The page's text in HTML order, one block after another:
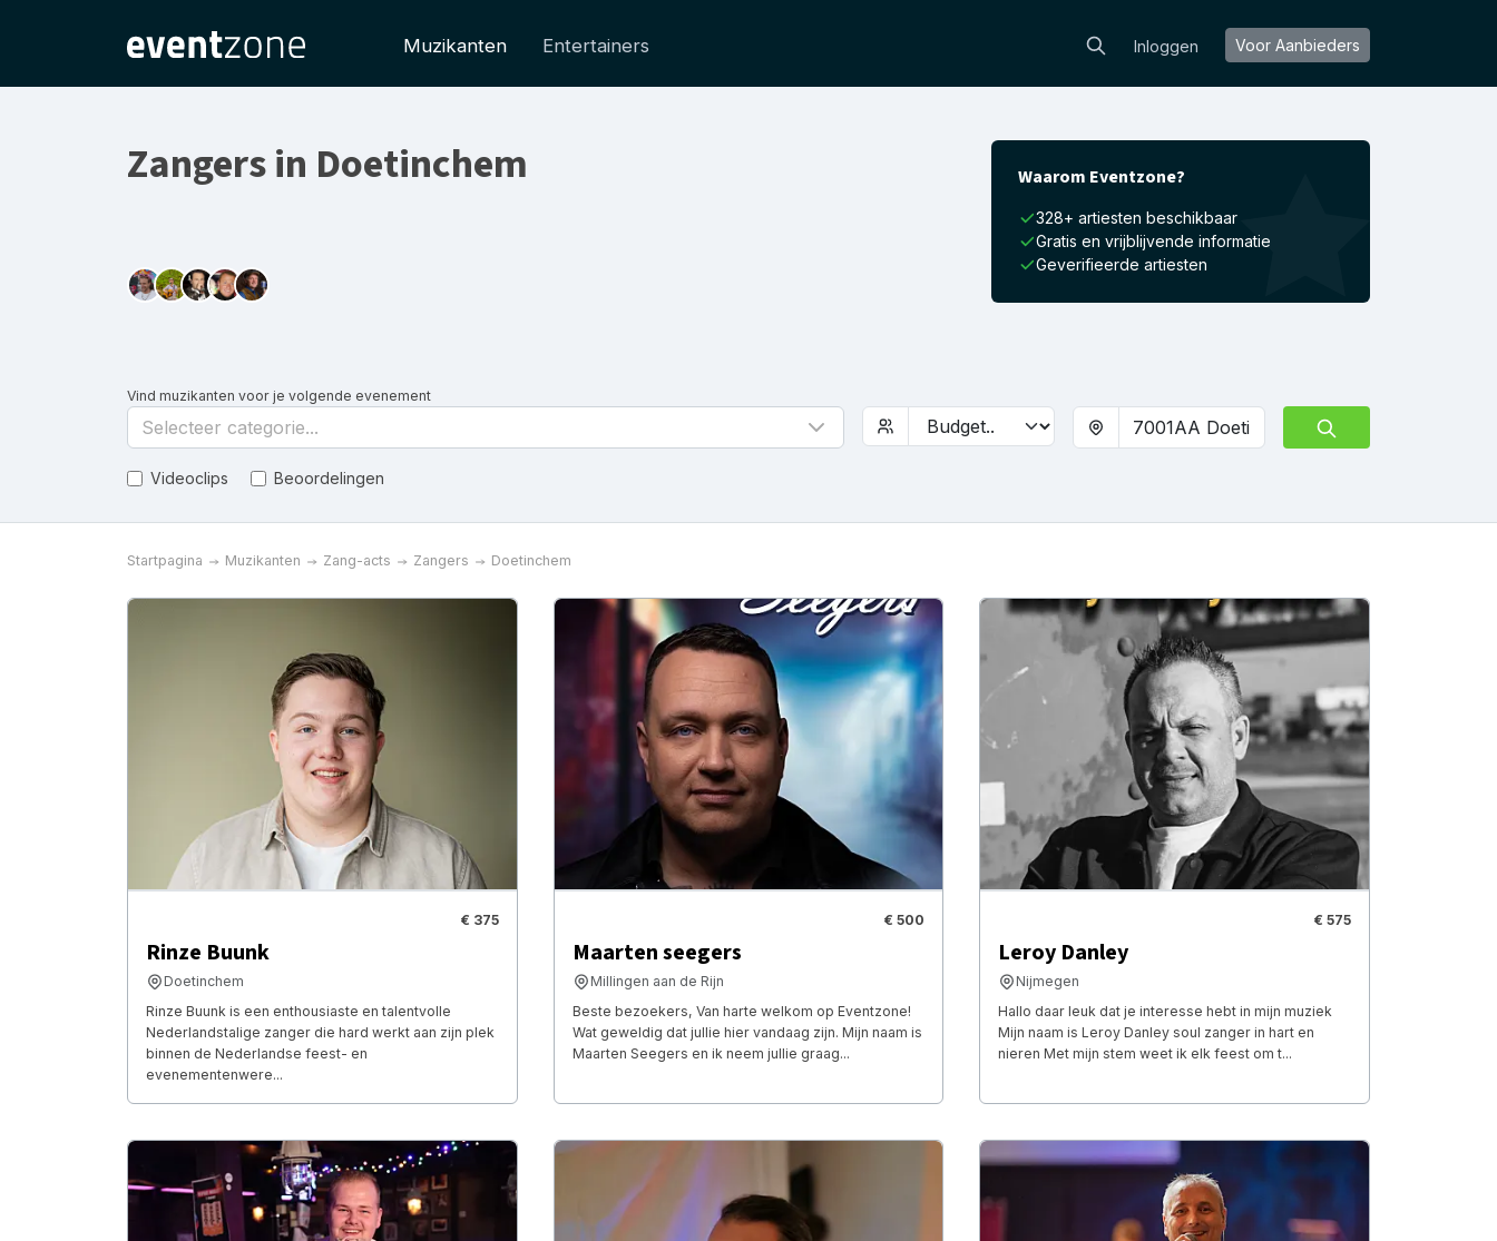
Muzikanten Entertainers Inloggen Voor Aanbieders
Zangers in Doetinchem Waarom Eventzone?
328+ artiesten beschikbaar
Gratis en vrijblijvende informatie
Geverifieerde artiesten
Vind muzikanten voor je volgende evenement
Selecteer categorie...
Videoclips Beoordelingen
Startpagina Muzikanten Zang-acts Zangers Doetinchem
€ 375
Rinze Buunk
Doetinchem
Rinze Buunk is een enthousiaste en talentvolle
Nederlandstalige zanger die hard werkt aan zijn plek
binnen de Nederlandse feest- en
evenementenwere...
€ 500
Maarten seegers
Millingen aan de Rijn
Beste bezoekers, Van harte welkom op Eventzone!
Wat geweldig dat jullie hier vandaag zijn. Mijn naam is
Maarten Seegers en ik neem jullie graag...
€ 575
Leroy Danley
Nijmegen
Hallo daar leuk dat je interesse hebt in mijn muziek
Mijn naam is Leroy Danley soul zanger in hart en
nieren Met mijn stem weet ik elk feest om t...